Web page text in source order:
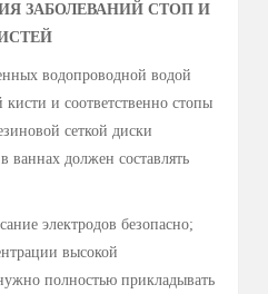
грамм-отрицательной
экзема. Пустулез
Артроз межфаланговых
и лихорадочные
заболевания крови. Наличие
воспаления в области